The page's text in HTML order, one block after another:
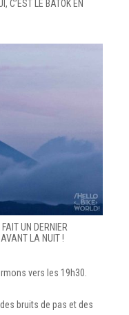
C’EST LE BATOK EN
UN DERNIER
LA NUIT !
vers les 19h30.
bruits de pas et des